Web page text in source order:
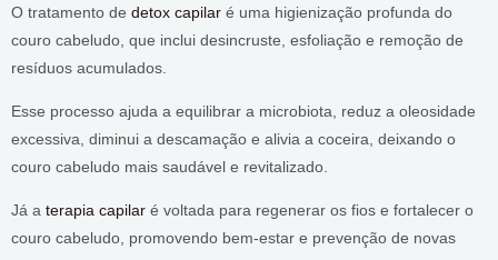
O tratamento de detox capilar é uma higienização profunda do
couro cabeludo, que inclui desincruste, esfoliação e remoção de
resíduos acumulados.
Esse processo ajuda a equilibrar a microbiota, reduz a oleosidade
excessiva, diminui a descamação e alivia a coceira, deixando o
couro cabeludo mais saudável e revitalizado.
Já a terapia capilar é voltada para regenerar os fios e fortalecer o
couro cabeludo, promovendo bem-estar e prevenção de novas